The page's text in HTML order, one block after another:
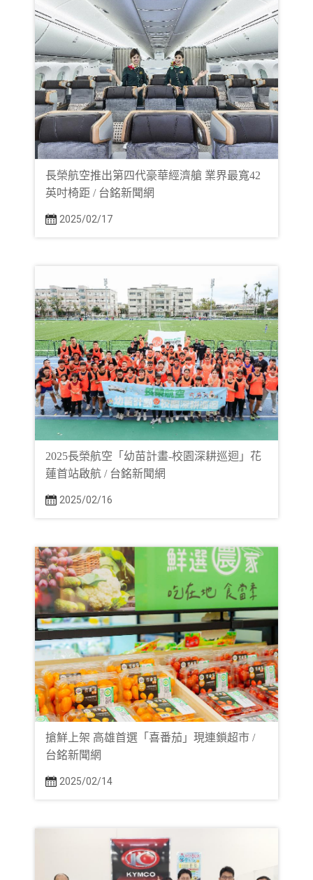
長榮航空推出第四代豪華經濟艙 業界最寬42
英吋椅距 / 台銘新聞網
2025/02/17
2025長榮航空「幼苗計畫-校園深耕巡迴」花
蓮首站啟航 / 台銘新聞網
2025/02/16
搶鮮上架 高雄首選「喜番茄」現連鎖超市 /
台銘新聞網
2025/02/14